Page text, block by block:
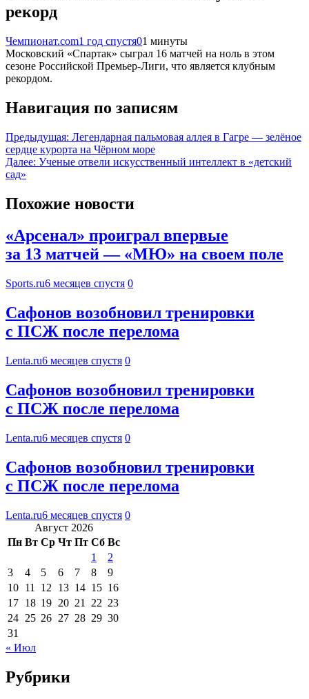
рекорд
Чемпионат.com1 год спустя01 минуты
Московский «Спартак» сыграл 16 матчей на ноль в этом
сезоне Российской Премьер-Лиги, что является клубным
рекордом.
Навигация по записям
Предыдущая: Легендарная пальмовая аллея в Гагре — зелёное
сердце курорта на Чёрном море
Далее: Ученые отвели искусственный интеллект в «детский
сад»
Похожие новости
«Арсенал» проиграл впервые
за 13 матчей — «МЮ» на своем поле
Sports.ru6 месяцев спустя 0
Сафонов возобновил тренировки
с ПСЖ после перелома
Lenta.ru6 месяцев спустя 0
Сафонов возобновил тренировки
с ПСЖ после перелома
Lenta.ru6 месяцев спустя 0
Сафонов возобновил тренировки
с ПСЖ после перелома
Lenta.ru6 месяцев спустя 0
Август 2026
Пн Вт Ср Чт Пт Сб Вс
1
2
3
4 5 6 7 8
9
10 11 12 13 14 15 16
17 18 19 20 21 22 23
24 25 26 27 28 29 30
31
« Июл
Рубрики